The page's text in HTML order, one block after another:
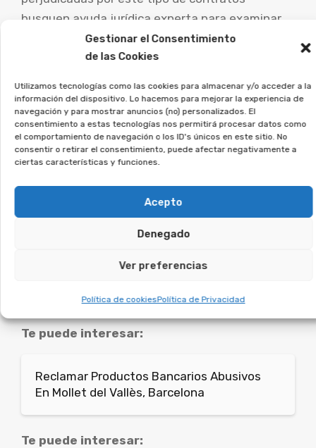
Gestionar el Consentimiento
de las Cookies
Utilizamos tecnologías como las cookies para almacenar y/o acceder a la
información del dispositivo. Lo hacemos para mejorar la experiencia de
navegación y para mostrar anuncios (no) personalizados. El
consentimiento a estas tecnologías nos permitirá procesar datos como
el comportamiento de navegación o los ID's únicos en este sitio. No
consentir o retirar el consentimiento, puede afectar negativamente a
ciertas características y funciones.
Acepto
Denegado
Ver preferencias
Política de cookiesPolítica de Privacidad
busquen ayuda jurídica experta para examinar
su caso concreto y estudiar las vías de
reclamación.
En Afeban trabajamos para los
consumidores a recuperar su
dinero.
Si estás en esta situación, deja tus datos, y
veremos si puedes reclamar.
Reclamar Productos Bancarios Abusivos
Te puede interesar:
Reclamar Productos Bancarios Abusivos
En Mollet del Vallès, Barcelona
Te puede interesar: